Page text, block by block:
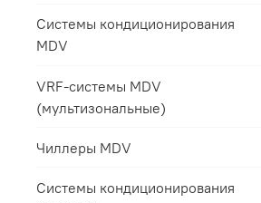
Системы кондиционирования
MDV
VRF-системы MDV
(мультизональные)
Чиллеры MDV
Системы кондиционирования